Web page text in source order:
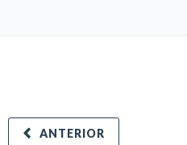
ANTERIOR